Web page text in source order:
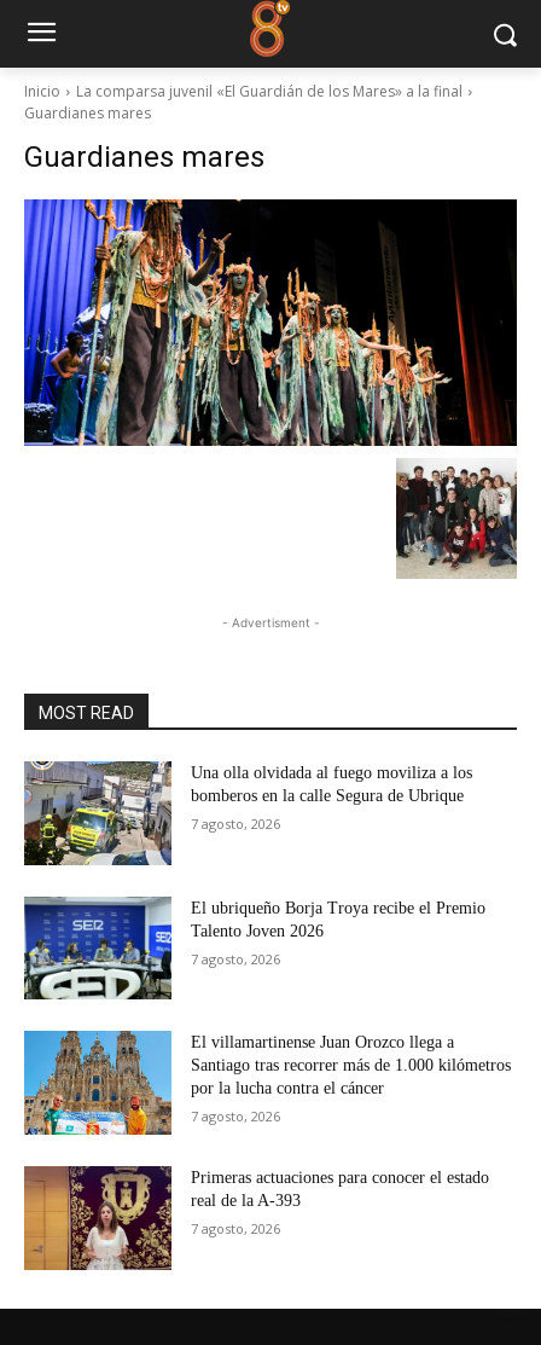
Inicio
La comparsa juvenil «El Guardián de los Mares» a la final
Guardianes mares
Guardianes mares
- Advertisment -
MOST READ
Una olla olvidada al fuego moviliza a los
bomberos en la calle Segura de Ubrique
7 agosto, 2026
El ubriqueño Borja Troya recibe el Premio
Talento Joven 2026
7 agosto, 2026
El villamartinense Juan Orozco llega a
Santiago tras recorrer más de 1.000 kilómetros
por la lucha contra el cáncer
7 agosto, 2026
Primeras actuaciones para conocer el estado
real de la A-393
7 agosto, 2026